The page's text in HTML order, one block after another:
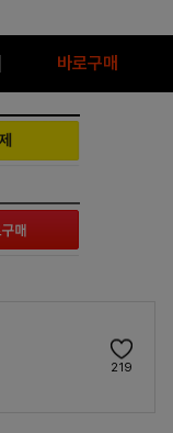
바로구매
219